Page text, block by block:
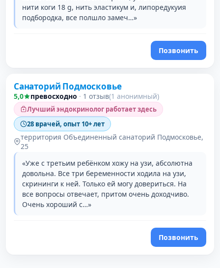
нити коги 18 g, нить эластикум и, липоредукуия
подбородка, все полшло замеч…»
Позвонить
Санаторий Подмосковье
5,0 превосходно · 1 отзыв(1 анонимный)
Лучший эндокринолог работает здесь
28 врачей, опыт 10+ лет
территория Объединенный санаторий Подмосковье,
25
«Уже с третьим ребёнком хожу на узи, абсолютна
довольна. Все три беременности ходила на узи,
скрининги к ней. Только ей могу довериться. На
все вопросы отвечает, притом очень доходчиво.
Очень хороший с…»
Позвонить